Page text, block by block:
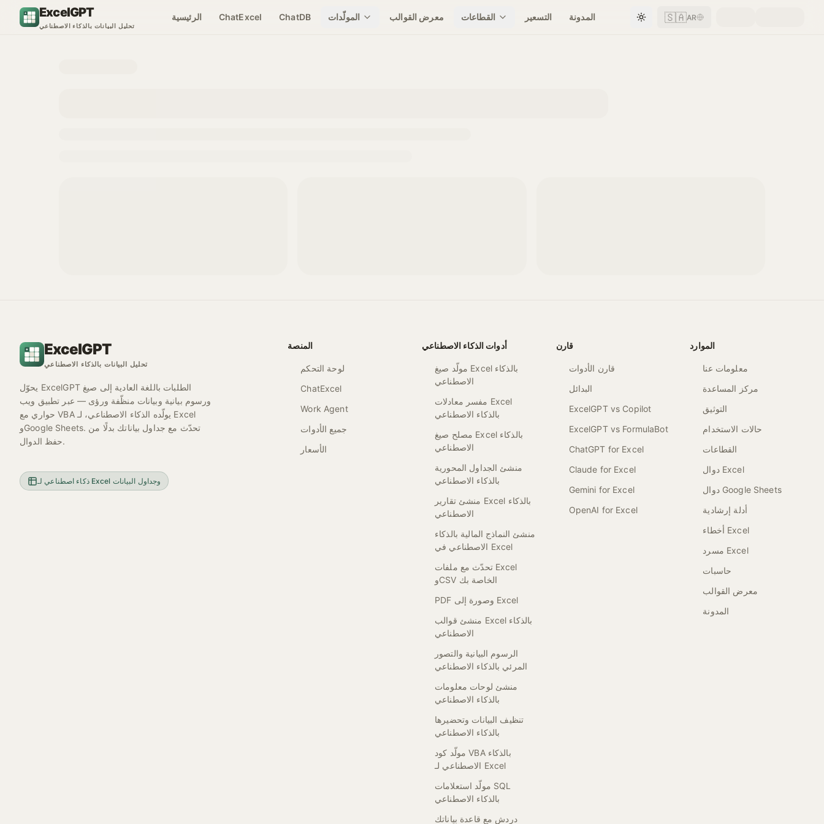
انتقل إلى المحتوى
ExcelGPT
تحليل البيانات بالذكاء الاصطناعي
الرئيسية ChatExcel ChatDB المولّدات معرض القوالب القطاعات التسعير المدونة 🇸🇦AR
ExcelGPT
تحليل البيانات بالذكاء الاصطناعي
يحوّل ExcelGPT الطلبات باللغة العادية إلى صيغ
ورسوم بيانية وبيانات منظّفة ورؤى — عبر تطبيق ويب
حواري مع VBA يولّده الذكاء الاصطناعي، لـ Excel
وGoogle Sheets. تحدّث مع جداول بياناتك بدلًا من
حفظ الدوال.
ذكاء اصطناعي لـ Excel وجداول البيانات
المنصة
لوحة التحكم
ChatExcel
Work Agent
جميع الأدوات
الأسعار
أدوات الذكاء الاصطناعي
مولّد صيغ Excel بالذكاء
الاصطناعي
مفسر معادلات Excel
بالذكاء الاصطناعي
مصلح صيغ Excel بالذكاء
الاصطناعي
منشئ الجداول المحورية
بالذكاء الاصطناعي
منشئ تقارير Excel بالذكاء
الاصطناعي
منشئ النماذج المالية بالذكاء
الاصطناعي في Excel
تحدّث مع ملفات Excel
وCSV الخاصة بك
PDF وصورة إلى Excel
منشئ قوالب Excel بالذكاء
الاصطناعي
الرسوم البيانية والتصور
المرئي بالذكاء الاصطناعي
منشئ لوحات معلومات
بالذكاء الاصطناعي
تنظيف البيانات وتحضيرها
بالذكاء الاصطناعي
مولّد كود VBA بالذكاء
الاصطناعي لـ Excel
مولّد استعلامات SQL
بالذكاء الاصطناعي
دردش مع قاعدة بياناتك
قارن
قارن الأدوات
البدائل
ExcelGPT vs Copilot
ExcelGPT vs FormulaBot
ChatGPT for Excel
Claude for Excel
Gemini for Excel
OpenAI for Excel
الموارد
معلومات عنا
مركز المساعدة
التوثيق
حالات الاستخدام
القطاعات
دوال Excel
دوال Google Sheets
أدلة إرشادية
أخطاء Excel
مسرد Excel
حاسبات
معرض القوالب
المدونة